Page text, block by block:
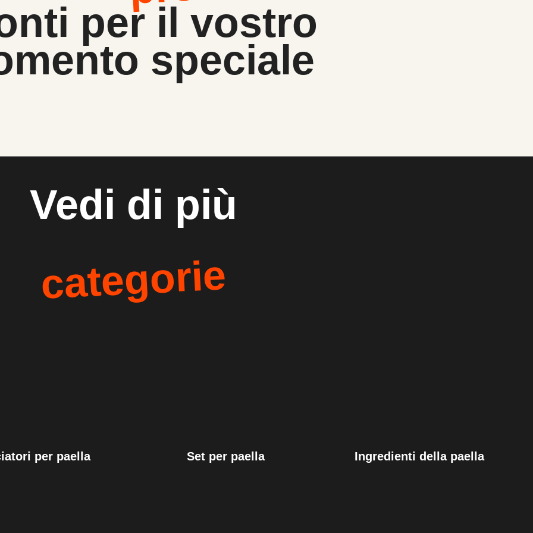
per il vostro
speciale
Vedi di più
categorie
per paella Set per paella Ingredienti della paella